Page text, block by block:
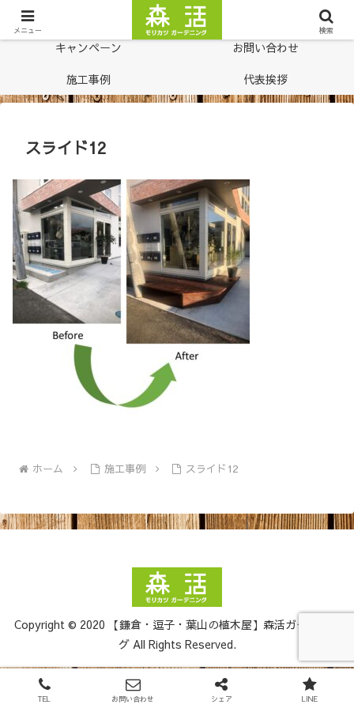
キャンペーン
お問い合わせ
施工事例
代表挨拶
スライド12
ホーム 施工事例 スライド12
Copyright © 2020 【鎌倉・逗子・葉山の植木屋】森活ガーデニン
グ All Rights Reserved.
メニュー 検索
TEL お問い合わせ シェア LINE